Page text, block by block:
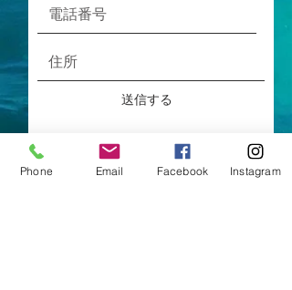
送信する
Phone Email Facebook Instagram